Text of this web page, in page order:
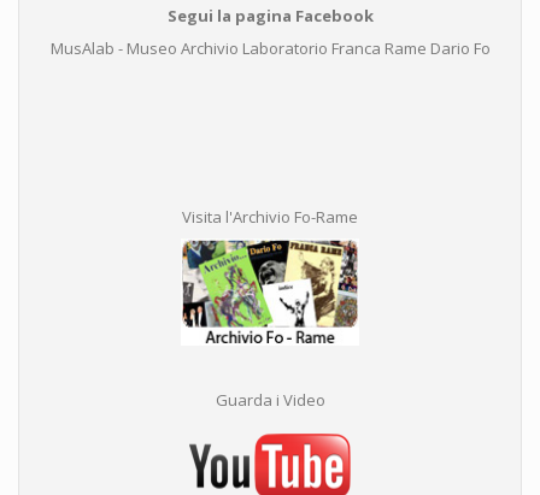
Segui la pagina Facebook
MusAlab - Museo Archivio Laboratorio Franca Rame Dario Fo
Visita l'Archivio Fo-Rame
Guarda i Video